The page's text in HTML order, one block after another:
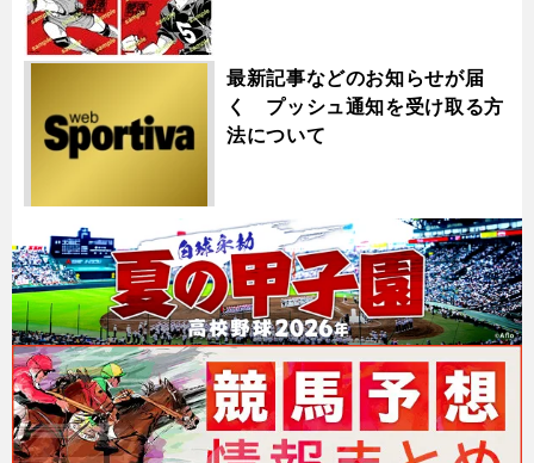
最新記事などのお知らせが届
く プッシュ通知を受け取る方
法について